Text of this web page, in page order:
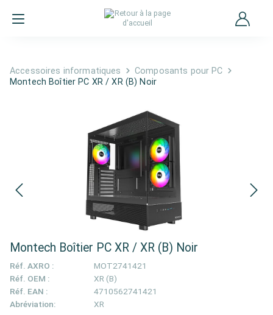
Accessoires informatiques
Composants pour PC
Montech Boîtier PC XR / XR (B) Noir
Montech Boîtier PC XR / XR (B) Noir
Réf. AXRO :
MOT2741421
Réf. OEM :
XR (B)
Réf. EAN :
4710562741421
Abréviation:
XR